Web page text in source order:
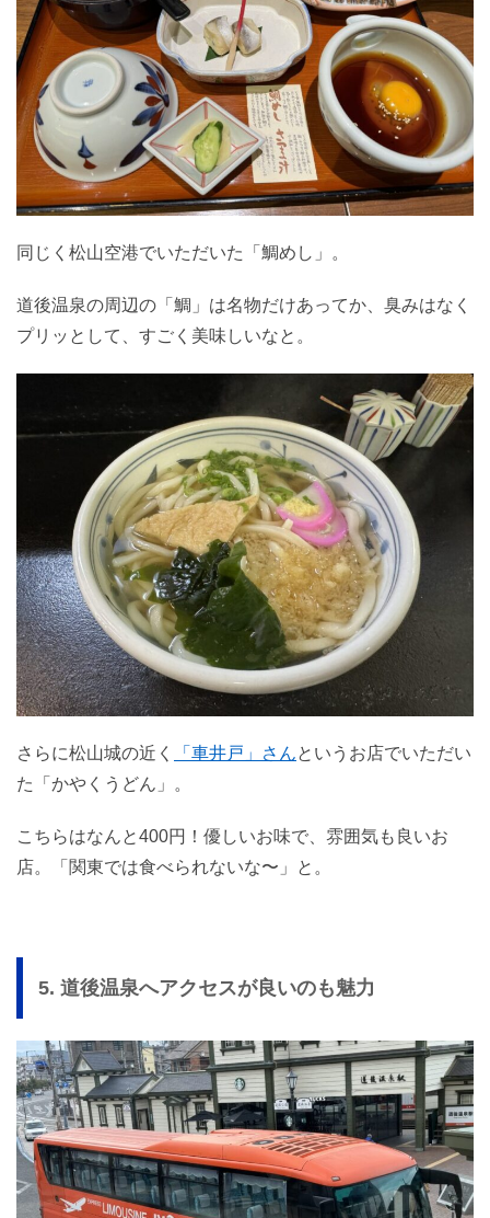
同じく松山空港でいただいた「鯛めし」。
道後温泉の周辺の「鯛」は名物だけあってか、臭みはなく
プリッとして、すごく美味しいなと。
さらに松山城の近く 「車井戸」さんというお店でいただい
た「かやくうどん」。
こちらはなんと400円！優しいお味で、雰囲気も良いお
店。「関東では食べられないな〜」と。
5. 道後温泉へアクセスが良いのも魅力